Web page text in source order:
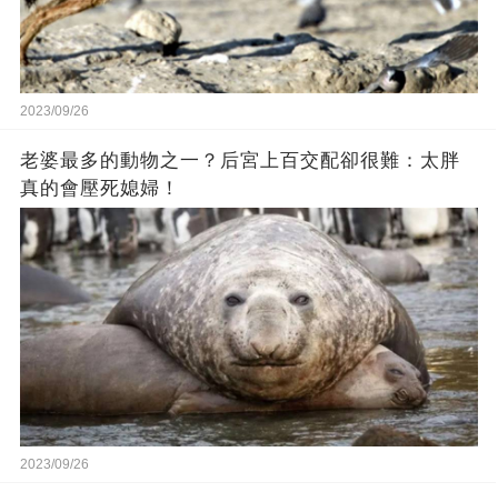
2023/09/26
老婆最多的動物之一？后宮上百交配卻很難：太胖
真的會壓死媳婦！
2023/09/26